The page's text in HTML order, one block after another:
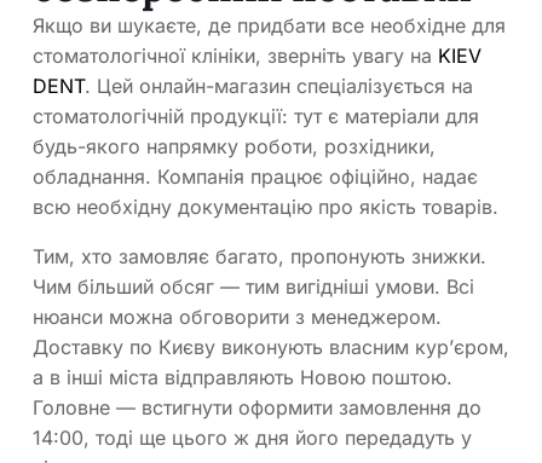
Якщо ви шукаєте, де придбати все необхідне для
стоматологічної клініки, зверніть увагу на KIEV
DENT. Цей онлайн-магазин спеціалізується на
стоматологічній продукції: тут є матеріали для
будь-якого напрямку роботи, розхідники,
обладнання. Компанія працює офіційно, надає
всю необхідну документацію про якість товарів.
Тим, хто замовляє багато, пропонують знижки.
Чим більший обсяг — тим вигідніші умови. Всі
нюанси можна обговорити з менеджером.
Доставку по Києву виконують власним кур’єром,
а в інші міста відправляють Новою поштою.
Головне — встигнути оформити замовлення до
14:00, тоді ще цього ж дня його передадуть у